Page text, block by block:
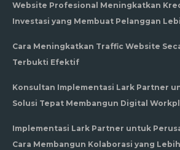
Website Profesional Meningkatkan
Investasi yang Membuat Pelanggan
Cara Meningkatkan Traffic Website
Terbukti Efektif
Konsultan Implementasi Lark Partner
Solusi Tepat Membangun Digital
Implementasi Lark Partner untuk
Cara Membangun Kolaborasi yang